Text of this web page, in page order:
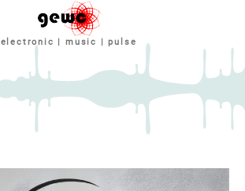
electronic | music | pulse